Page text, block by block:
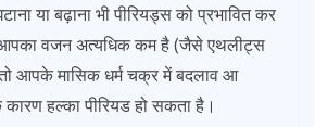
या बढ़ाना भी पीरियड्स को प्रभावित कर
वजन अत्यधिक कम है (जैसे एथलीट्स
आपके मासिक धर्म चक्र में बदलाव आ
हल्का पीरियड हो सकता है।